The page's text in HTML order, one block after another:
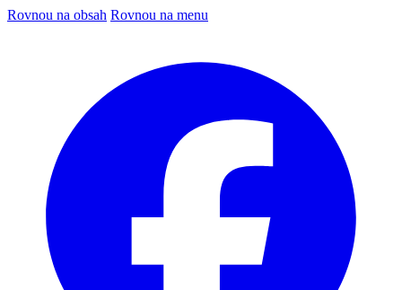
Rovnou na obsah Rovnou na menu